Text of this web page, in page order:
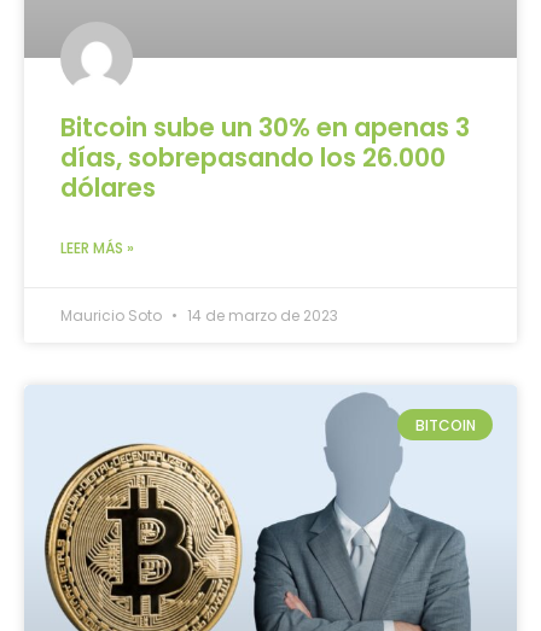
Bitcoin sube un 30% en apenas 3
días, sobrepasando los 26.000
dólares
LEER MÁS »
Mauricio Soto 14 de marzo de 2023
BITCOIN